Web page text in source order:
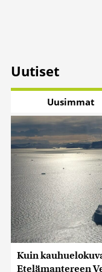
Uutiset
Uusimmat
Kuin
Etelämantereen